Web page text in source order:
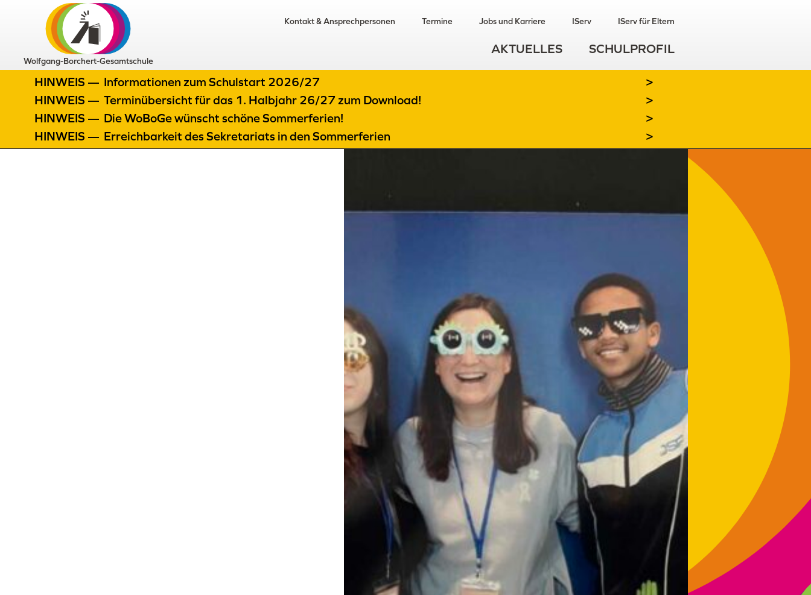
Wolfgang-Borchert-Gesamtschule
Kontakt & Ansprechpersonen Termine Jobs und Karriere IServ IServ für Eltern
AKTUELLES SCHULPROFIL
HINWEIS — Informationen zum Schulstart 2026/27
>
HINWEIS — Terminübersicht für das 1. Halbjahr 26/27 zum Download!
>
HINWEIS — Die WoBoGe wünscht schöne Sommerferien!
>
HINWEIS — Erreichbarkeit des Sekretariats in den Sommerferien >